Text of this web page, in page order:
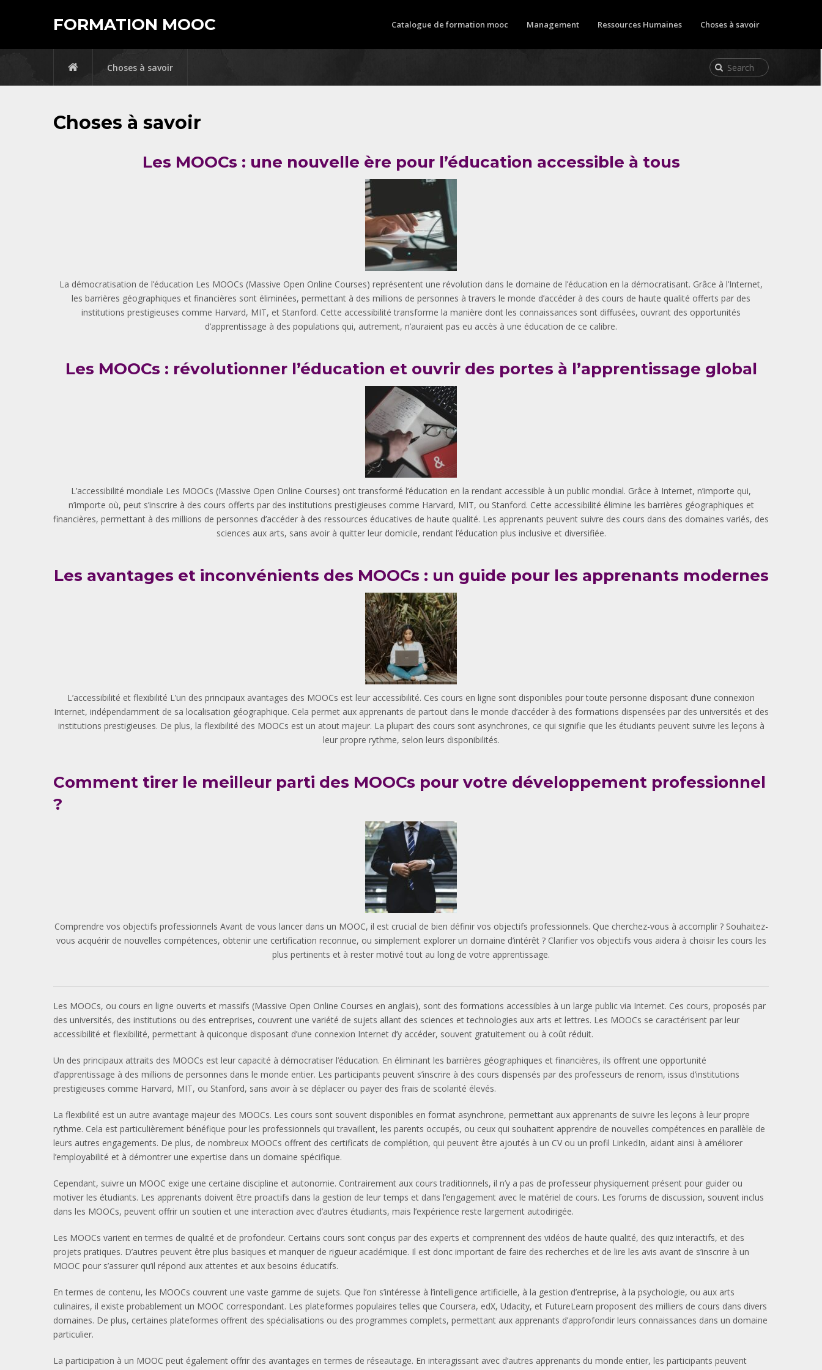
FORMATION MOOC Catalogue de formation mooc Management Ressources Humaines Choses à savoir
Choses à savoir
Choses à savoir
Les MOOCs : une nouvelle ère pour l’éducation accessible à tous
La démocratisation de l’éducation Les MOOCs (Massive Open Online Courses) représentent une révolution dans le domaine de l’éducation en la démocratisant. Grâce à l’Internet,
les barrières géographiques et financières sont éliminées, permettant à des millions de personnes à travers le monde d’accéder à des cours de haute qualité offerts par des
institutions prestigieuses comme Harvard, MIT, et Stanford. Cette accessibilité transforme la manière dont les connaissances sont diffusées, ouvrant des opportunités
d’apprentissage à des populations qui, autrement, n’auraient pas eu accès à une éducation de ce calibre.
Les MOOCs : révolutionner l’éducation et ouvrir des portes à l’apprentissage global
L’accessibilité mondiale Les MOOCs (Massive Open Online Courses) ont transformé l’éducation en la rendant accessible à un public mondial. Grâce à Internet, n’importe qui,
n’importe où, peut s’inscrire à des cours offerts par des institutions prestigieuses comme Harvard, MIT, ou Stanford. Cette accessibilité élimine les barrières géographiques et
financières, permettant à des millions de personnes d’accéder à des ressources éducatives de haute qualité. Les apprenants peuvent suivre des cours dans des domaines variés, des
sciences aux arts, sans avoir à quitter leur domicile, rendant l’éducation plus inclusive et diversifiée.
Les avantages et inconvénients des MOOCs : un guide pour les apprenants modernes
L’accessibilité et flexibilité L’un des principaux avantages des MOOCs est leur accessibilité. Ces cours en ligne sont disponibles pour toute personne disposant d’une connexion
Internet, indépendamment de sa localisation géographique. Cela permet aux apprenants de partout dans le monde d’accéder à des formations dispensées par des universités et des
institutions prestigieuses. De plus, la flexibilité des MOOCs est un atout majeur. La plupart des cours sont asynchrones, ce qui signifie que les étudiants peuvent suivre les leçons à
leur propre rythme, selon leurs disponibilités.
Comment tirer le meilleur parti des MOOCs pour votre développement professionnel
?
Comprendre vos objectifs professionnels Avant de vous lancer dans un MOOC, il est crucial de bien définir vos objectifs professionnels. Que cherchez-vous à accomplir ? Souhaitez-
vous acquérir de nouvelles compétences, obtenir une certification reconnue, ou simplement explorer un domaine d’intérêt ? Clarifier vos objectifs vous aidera à choisir les cours les
plus pertinents et à rester motivé tout au long de votre apprentissage.
Les MOOCs, ou cours en ligne ouverts et massifs (Massive Open Online Courses en anglais), sont des formations accessibles à un large public via Internet. Ces cours, proposés par
des universités, des institutions ou des entreprises, couvrent une variété de sujets allant des sciences et technologies aux arts et lettres. Les MOOCs se caractérisent par leur
accessibilité et flexibilité, permettant à quiconque disposant d’une connexion Internet d’y accéder, souvent gratuitement ou à coût réduit.
Un des principaux attraits des MOOCs est leur capacité à démocratiser l’éducation. En éliminant les barrières géographiques et financières, ils offrent une opportunité
d’apprentissage à des millions de personnes dans le monde entier. Les participants peuvent s’inscrire à des cours dispensés par des professeurs de renom, issus d’institutions
prestigieuses comme Harvard, MIT, ou Stanford, sans avoir à se déplacer ou payer des frais de scolarité élevés.
La flexibilité est un autre avantage majeur des MOOCs. Les cours sont souvent disponibles en format asynchrone, permettant aux apprenants de suivre les leçons à leur propre
rythme. Cela est particulièrement bénéfique pour les professionnels qui travaillent, les parents occupés, ou ceux qui souhaitent apprendre de nouvelles compétences en parallèle de
leurs autres engagements. De plus, de nombreux MOOCs offrent des certificats de complétion, qui peuvent être ajoutés à un CV ou un profil LinkedIn, aidant ainsi à améliorer
l’employabilité et à démontrer une expertise dans un domaine spécifique.
Cependant, suivre un MOOC exige une certaine discipline et autonomie. Contrairement aux cours traditionnels, il n’y a pas de professeur physiquement présent pour guider ou
motiver les étudiants. Les apprenants doivent être proactifs dans la gestion de leur temps et dans l’engagement avec le matériel de cours. Les forums de discussion, souvent inclus
dans les MOOCs, peuvent offrir un soutien et une interaction avec d’autres étudiants, mais l’expérience reste largement autodirigée.
Les MOOCs varient en termes de qualité et de profondeur. Certains cours sont conçus par des experts et comprennent des vidéos de haute qualité, des quiz interactifs, et des
projets pratiques. D’autres peuvent être plus basiques et manquer de rigueur académique. Il est donc important de faire des recherches et de lire les avis avant de s’inscrire à un
MOOC pour s’assurer qu’il répond aux attentes et aux besoins éducatifs.
En termes de contenu, les MOOCs couvrent une vaste gamme de sujets. Que l’on s’intéresse à l’intelligence artificielle, à la gestion d’entreprise, à la psychologie, ou aux arts
culinaires, il existe probablement un MOOC correspondant. Les plateformes populaires telles que Coursera, edX, Udacity, et FutureLearn proposent des milliers de cours dans divers
domaines. De plus, certaines plateformes offrent des spécialisations ou des programmes complets, permettant aux apprenants d’approfondir leurs connaissances dans un domaine
particulier.
La participation à un MOOC peut également offrir des avantages en termes de réseautage. En interagissant avec d’autres apprenants du monde entier, les participants peuvent